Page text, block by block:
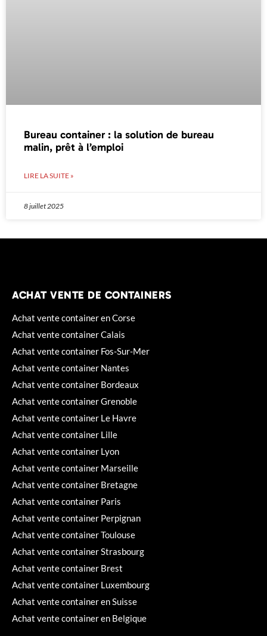
Bureau container : la solution de bureau
malin, prêt à l’emploi
LIRE LA SUITE »
8 juillet 2025
ACHAT VENTE DE CONTAINERS
Achat vente container en Corse
Achat vente container Calais
Achat vente container Fos-Sur-Mer
Achat vente container Nantes
Achat vente container Bordeaux
Achat vente container Grenoble
Achat vente container Le Havre
Achat vente container Lille
Achat vente container Lyon
Achat vente container Marseille
Achat vente container Bretagne
Achat vente container Paris
Achat vente container Perpignan
Achat vente container Toulouse
Achat vente container Strasbourg
Achat vente container Brest
Achat vente container Luxembourg
Achat vente container en Suisse
Achat vente container en Belgique